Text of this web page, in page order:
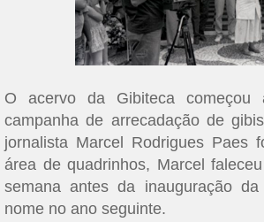
O acervo da Gibiteca
campanha de arrecadação de
jornalista Marcel Rodrigues Paes
área de quadrinhos, Marcel
semana antes da inauguração
nome no ano seguinte.